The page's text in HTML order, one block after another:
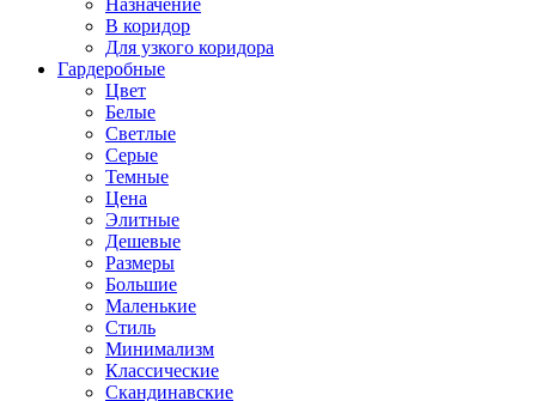
Назначение
В коридор
Для узкого коридора
Гардеробные
Цвет
Белые
Светлые
Серые
Темные
Цена
Элитные
Дешевые
Размеры
Большие
Маленькие
Стиль
Минимализм
Классические
Скандинавские